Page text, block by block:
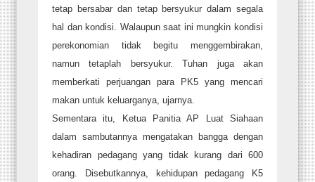
tetap bersabar dan tetap bersyukur dalam segala
hal dan kondisi. Walaupun saat ini mungkin kondisi
perekonomian tidak begitu menggembirakan,
namun tetaplah bersyukur. Tuhan juga akan
memberkati perjuangan para PK5 yang mencari
makan untuk keluarganya, ujarnya.
Sementara itu, Ketua Panitia AP Luat Siahaan
dalam sambutannya mengatakan bangga dengan
kehadiran pedagang yang tidak kurang dari 600
orang. Disebutkannya, kehidupan pedagang K5